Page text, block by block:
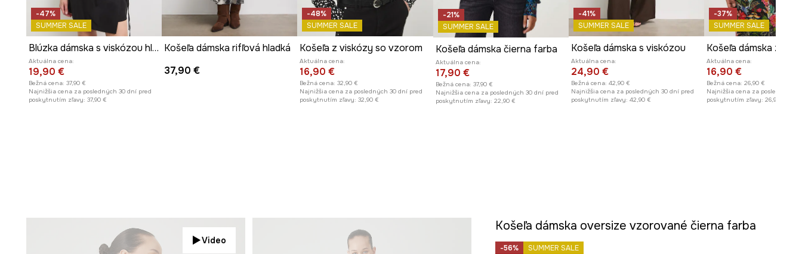
-47%
SUMMER SALE
Blúzka dámska s viskózou hladká
Aktuálna cena:
19,90 €
Bežná cena: 37,90 €
Najnižšia cena za posledných 30 dní pred
poskytnutím zľavy: 37,90 €
Košeľa dámska rifľová hladká
37,90 €
-48%
SUMMER SALE
Košeľa z viskózy so vzorom
Aktuálna cena:
16,90 €
Bežná cena: 32,90 €
Najnižšia cena za posledných 30 dní pred
poskytnutím zľavy: 32,90 €
-21%
SUMMER SALE
Košeľa dámska čierna farba
Aktuálna cena:
17,90 €
Bežná cena: 37,90 €
Najnižšia cena za posledných 30 dní pred
poskytnutím zľavy: 22,90 €
-41%
SUMMER SALE
Košeľa dámska s viskózou
Aktuálna cena:
24,90 €
Bežná cena: 42,90 €
Najnižšia cena za posledných 30 dní pred
poskytnutím zľavy: 42,90 €
-37%
SUMMER SALE
Košeľa dámska z
Aktuálna cena:
16,90 €
Bežná cena: 26,90 €
Najnižšia cena za posledných
poskytnutím zľavy: 26,90 €
Video
Košeľa dámska oversize vzorované čierna farba
-56% SUMMER SALE